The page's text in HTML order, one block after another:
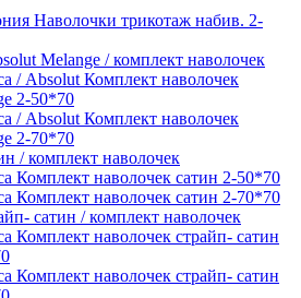
Наволочки трикотаж набив. 2-
Melange / комплект наволочек
/ Absolut Комплект наволочек
2-50*70
/ Absolut Комплект наволочек
2-70*70
/ комплект наволочек
Комплект наволочек сатин 2-50*70
Комплект наволочек сатин 2-70*70
сатин / комплект наволочек
Комплект наволочек страйп- сатин
Комплект наволочек страйп- сатин